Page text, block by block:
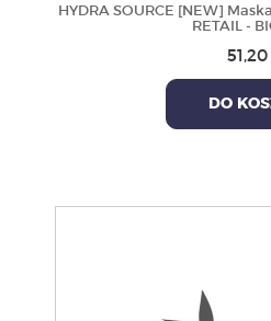
HYDRA SOURCE [NEW]
RETAIL -
51,20
DO